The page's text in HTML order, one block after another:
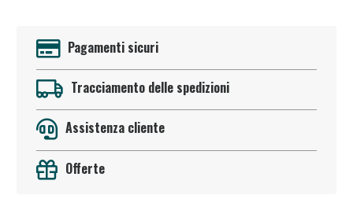
Pagamenti sicuri
Tracciamento delle spedizioni
Assistenza cliente
Offerte
Sconto fino al 55% disponibile oggi!